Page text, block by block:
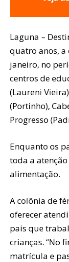
Laguna –
quatro anos, a
janeiro, no
centros de
(Laureni
(Portinho),
Progresso
Enquanto os
toda a
alimentação.
A colônia de
oferecer
pais que
crianças. “No
matrícula e